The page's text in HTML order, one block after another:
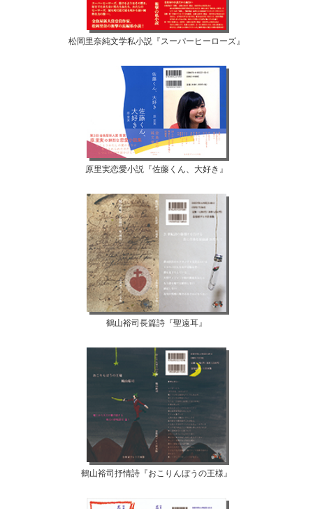
松岡里奈純文学私小説『スーパーヒーローズ』
原里実恋愛小説『佐藤くん、大好き』
鶴山裕司長篇詩『聖遠耳』
鶴山裕司抒情詩『おこりんぼうの王様』